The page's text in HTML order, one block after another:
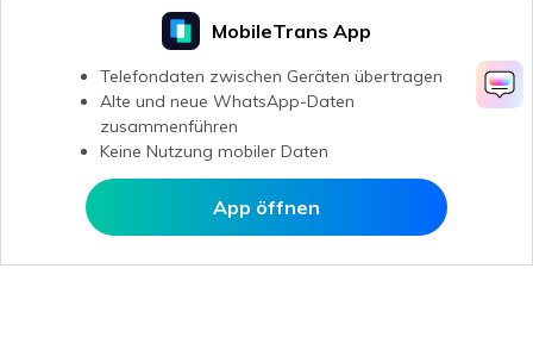
In MobileTrans öffnen
MobileTrans App
Telefondaten zwischen Geräten übertragen
Alte und neue WhatsApp-Daten
zusammenführen
Keine Nutzung mobiler Daten
App öffnen